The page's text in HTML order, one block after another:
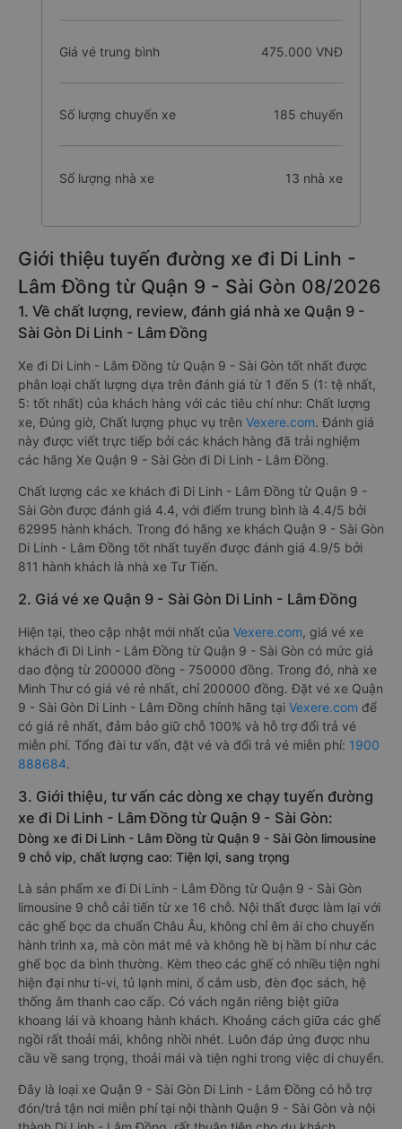
Giá vé trung bình 475.000 VNĐ
Số lượng chuyến xe 185 chuyến
Số lượng nhà xe 13 nhà xe
Giới thiệu tuyến đường xe đi Di Linh -
Lâm Đồng từ Quận 9 - Sài Gòn 08/2026
1. Về chất lượng, review, đánh giá nhà xe Quận 9 -
Sài Gòn Di Linh - Lâm Đồng
Xe đi Di Linh - Lâm Đồng từ Quận 9 - Sài Gòn tốt nhất được
phân loại chất lượng dựa trên đánh giá từ 1 đến 5 (1: tệ nhất,
5: tốt nhất) của khách hàng với các tiêu chí như: Chất lượng
xe, Đúng giờ, Chất lượng phục vụ trên Vexere.com. Đánh giá
này được viết trực tiếp bởi các khách hàng đã trải nghiệm
các hãng Xe Quận 9 - Sài Gòn đi Di Linh - Lâm Đồng.
Chất lượng các xe khách đi Di Linh - Lâm Đồng từ Quận 9 -
Sài Gòn được đánh giá 4.4, với điểm trung bình là 4.4/5 bởi
62995 hành khách. Trong đó hãng xe khách Quận 9 - Sài Gòn
Di Linh - Lâm Đồng tốt nhất tuyến được đánh giá 4.9/5 bởi
811 hành khách là nhà xe Tư Tiến.
2. Giá vé xe Quận 9 - Sài Gòn Di Linh - Lâm Đồng
Hiện tại, theo cập nhật mới nhất của Vexere.com, giá vé xe
khách đi Di Linh - Lâm Đồng từ Quận 9 - Sài Gòn có mức giá
dao động từ 200000 đồng - 750000 đồng. Trong đó, nhà xe
Minh Thư có giá vé rẻ nhất, chỉ 200000 đồng. Đặt vé xe Quận
9 - Sài Gòn Di Linh - Lâm Đồng chính hãng tại Vexere.com để
có giá rẻ nhất, đảm bảo giữ chỗ 100% và hỗ trợ đổi trả vé
miễn phí. Tổng đài tư vấn, đặt vé và đổi trả vé miễn phí: 1900
888684.
3. Giới thiệu, tư vấn các dòng xe chạy tuyến đường
xe đi Di Linh - Lâm Đồng từ Quận 9 - Sài Gòn:
Dòng xe đi Di Linh - Lâm Đồng từ Quận 9 - Sài Gòn limousine
9 chỗ vip, chất lượng cao: Tiện lợi, sang trọng
Là sản phẩm xe đi Di Linh - Lâm Đồng từ Quận 9 - Sài Gòn
limousine 9 chỗ cải tiến từ xe 16 chỗ. Nội thất được làm lại với
các ghế bọc da chuẩn Châu Âu, không chỉ êm ái cho chuyến
hành trình xa, mà còn mát mẻ và không hề bị hầm bí như các
ghế bọc da bình thường. Kèm theo các ghế có nhiều tiện nghi
hiện đại như ti-vi, tủ lạnh mini, ổ cắm usb, đèn đọc sách, hệ
thống âm thanh cao cấp. Có vách ngăn riêng biệt giữa
khoang lái và khoang hành khách. Khoảng cách giữa các ghế
ngồi rất thoải mái, không nhồi nhét. Luôn đáp ứng được nhu
cầu về sang trọng, thoải mái và tiện nghi trong việc di chuyển.
Đây là loại xe Quận 9 - Sài Gòn Di Linh - Lâm Đồng có hỗ trợ
đón/trả tận nơi miễn phí tại nội thành Quận 9 - Sài Gòn và nội